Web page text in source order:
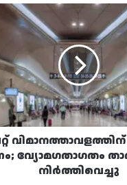
വ്യോമഗതാഗതം
നിർത്തിവെച്ചു